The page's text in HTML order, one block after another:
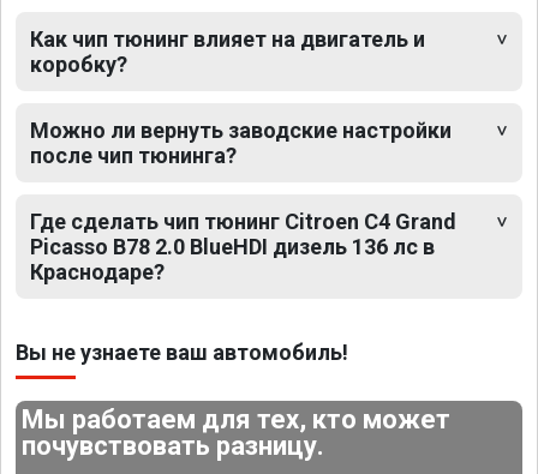
Как чип тюнинг влияет на двигатель и
коробку?
Можно ли вернуть заводские настройки
после чип тюнинга?
Где сделать чип тюнинг Citroen C4 Grand
Picasso B78 2.0 BlueHDI дизель 136 лс в
Краснодаре?
Вы не узнаете ваш автомобиль!
Мы работаем для тех, кто может
почувствовать разницу.